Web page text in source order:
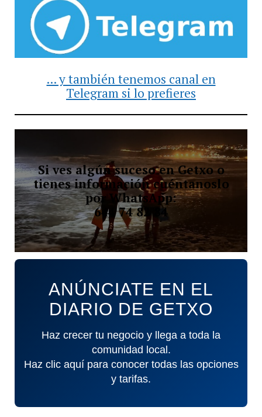
... y también tenemos canal en
Telegram si lo prefieres
Si ves algún suceso en Getxo o
tienes información cuéntanoslo
por WhatsApp:
644 74 82 84
ANÚNCIATE EN EL
DIARIO DE GETXO
Haz crecer tu negocio y llega a toda la
comunidad local.
Haz clic aquí para conocer todas las opciones
y tarifas.